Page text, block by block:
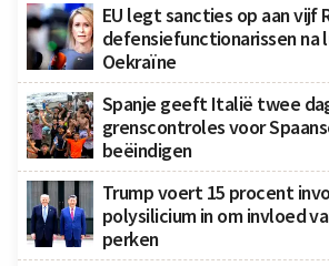
EU legt sancties op aan vijf
defensiefunctionarissen na
Oekraïne
Spanje geeft Italië twee
grenscontroles voor
beëindigen
Trump voert 15 procent
polysilicium in om invloed
perken